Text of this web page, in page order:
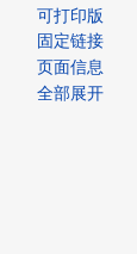
可打印版
固定链接
页面信息
全部展开